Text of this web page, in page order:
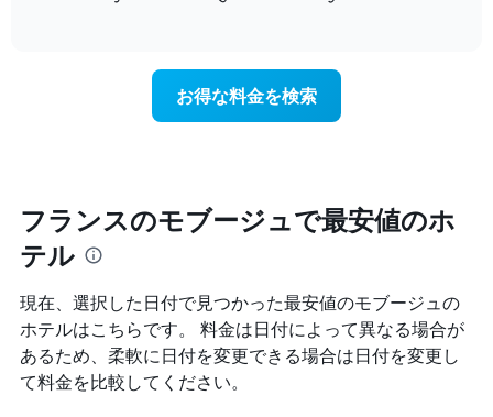
料
金
を
表
し
て
い
ま
す
は、
日
表
し
て
い
ま
れ
て
客
室
料
金
が
ど
の
よ
お得な料金を検索
フランスのモブージュで最安値のホ
テル
現在、選択した日付で見つかった最安値のモブージュの
ホテルはこちらです。 料金は日付によって異なる場合が
あるため、柔軟に日付を変更できる場合は日付を変更し
て料金を比較してください。